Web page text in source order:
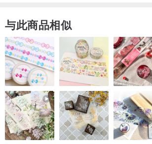
与此商品相似